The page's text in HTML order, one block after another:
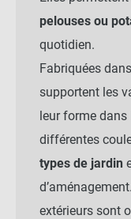
pelouses ou
quotidien.
Fabriquées
supportent les
leur forme
différentes
types de jardin
extérieurs sont